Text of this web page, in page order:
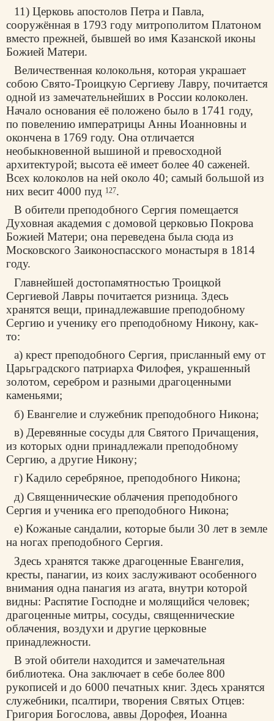
11) Церковь апостолов Петра и Павла,
сооружённая в 1793 году митрополитом Платоном
вместо прежней, бывшей во имя Казанской иконы
Божией Матери.
Величественная колокольня, которая украшает
собою Свято-Троицкую Сергиеву Лавру, почитается
одной из замечательнейших в России колоколен.
Начало основания её положено было в 1741 году,
по повелению императрицы Анны Иоанновны и
окончена в 1769 году. Она отличается
необыкновенной вышиной и превосходной
архитектурой; высота её имеет более 40 саженей.
Всех колоколов на ней около 40; самый большой из
них весит 4000 пуд 127.
В обители преподобного Сергия помещается
Духовная академия с домовой церковью Покрова
Божией Матери; она переведена была сюда из
Московского Заиконоспасского монастыря в 1814
году.
Главнейшей достопамятностью Троицкой
Сергиевой Лавры почитается ризница. Здесь
хранятся вещи, принадлежавшие преподобному
Сергию и ученику его преподобному Никону, как-
то:
а) крест преподобного Сергия, присланный ему от
Царьградского патриарха Филофея, украшенный
золотом, серебром и разными драгоценными
каменьями;
б) Евангелие и служебник преподобного Никона;
в) Деревянные сосуды для Святого Причащения,
из которых одни принадлежали преподобному
Сергию, а другие Никону;
г) Кадило серебряное, преподобного Никона;
д) Священнические облачения преподобного
Сергия и ученика его преподобного Никона;
е) Кожаные сандалии, которые были 30 лет в земле
на ногах преподобного Сергия.
Здесь хранятся также драгоценные Евангелия,
кресты, панагии, из коих заслуживают особенного
внимания одна панагия из агата, внутри которой
видны: Распятие Господне и молящийся человек;
драгоценные митры, сосуды, священнические
облачения, воздухи и другие церковные
принадлежности.
В этой обители находится и замечательная
библиотека. Она заключает в себе более 800
рукописей и до 6000 печатных книг. Здесь хранятся
служебники, псалтири, творения Святых Отцев:
Григория Богослова, аввы Дорофея, Иоанна